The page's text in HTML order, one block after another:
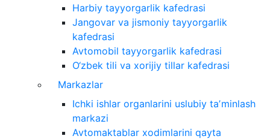
Harbiy tayyorgarlik kafedrasi
Jangovar va jismoniy tayyorgarlik
kafedrasi
Avtomobil tayyorgarlik kafedrasi
O‘zbek tili va xorijiy tillar kafedrasi
Markazlar
Ichki ishlar organlarini uslubiy taʼminlash
markazi
Avtomaktablar xodimlarini qayta